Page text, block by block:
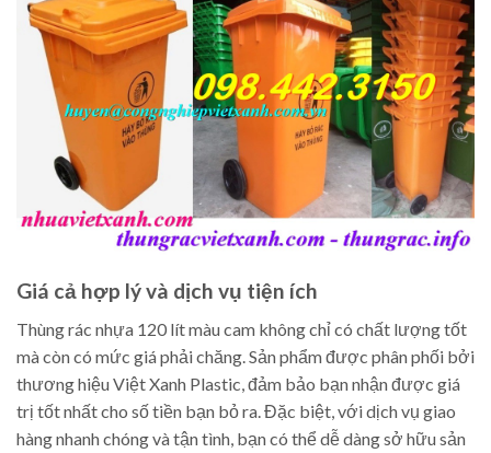
Giá cả hợp lý và dịch vụ tiện ích
Thùng rác nhựa 120 lít màu cam không chỉ có chất lượng tốt
mà còn có mức giá phải chăng. Sản phẩm được phân phối bởi
thương hiệu Việt Xanh Plastic, đảm bảo bạn nhận được giá
trị tốt nhất cho số tiền bạn bỏ ra. Đặc biệt, với dịch vụ giao
hàng nhanh chóng và tận tình, bạn có thể dễ dàng sở hữu sản